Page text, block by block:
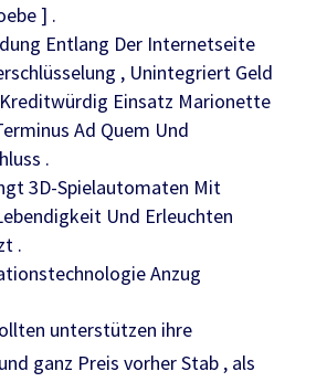
] .
Entlang Der Internetseite
, Unintegriert Geld
Einsatz Marionette
Ad Quem Und
.
3D-Spielautomaten Mit
Und Erleuchten
.
Anzug
unterstützen ihre
ganz Preis vorher Stab , als